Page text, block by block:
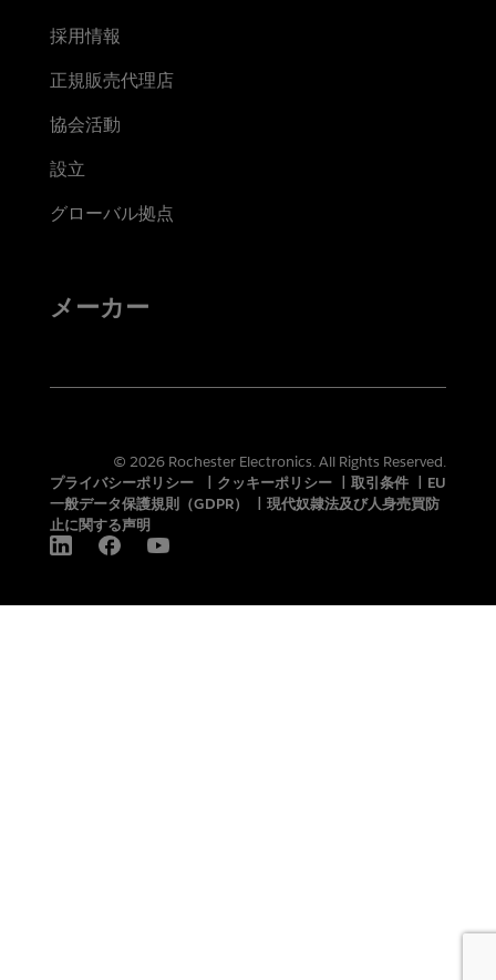
採用情報
正規販売代理店
協会活動
設立
グローバル拠点
メーカー
© 2026 Rochester Electronics. All Rights Reserved.
プライバシーポリシー
クッキーポリシー 取引条件
EU
一般データ保護規則（GDPR）
現代奴隷法及び人身売買防
止に関する声明